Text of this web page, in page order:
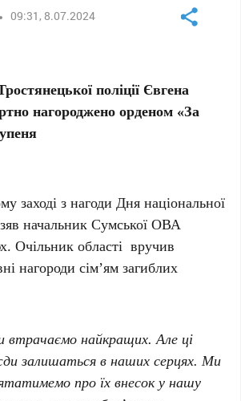
09:31, 8.07.2024
поліції Євгена
нагороджено орденом «За
заході з нагоди Дня національної
начальник Сумської ОВА
Очільник області вручив
нагороди сім’ям загиблих
найкращих. Але ці
залишаться в наших серцях. Ми
про їх внесок у нашу